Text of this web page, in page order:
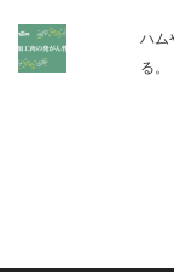
ハム
る。